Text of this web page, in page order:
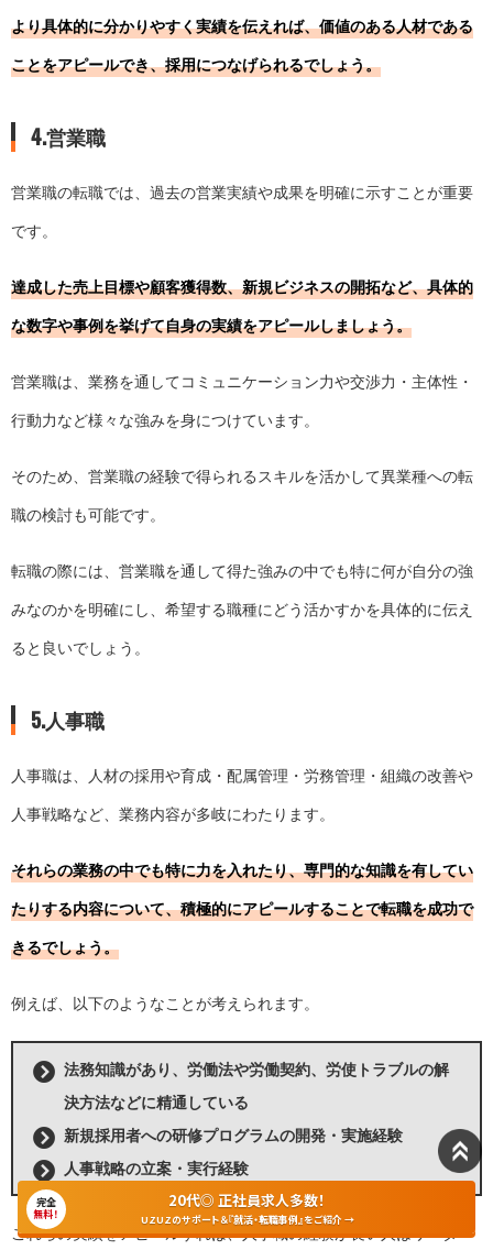
より具体的に分かりやすく実績を伝えれば、価値のある人材である
ことをアピールでき、採用につなげられるでしょう。
4.営業職
営業職の転職では、過去の営業実績や成果を明確に示すことが重要
です。
達成した売上目標や顧客獲得数、新規ビジネスの開拓など、具体的
な数字や事例を挙げて自身の実績をアピールしましょう。
営業職は、業務を通してコミュニケーション力や交渉力・主体性・
行動力など様々な強みを身につけています。
そのため、営業職の経験で得られるスキルを活かして異業種への転
職の検討も可能です。
転職の際には、営業職を通して得た強みの中でも特に何が自分の強
みなのかを明確にし、希望する職種にどう活かすかを具体的に伝え
ると良いでしょう。
5.人事職
人事職は、人材の採用や育成・配属管理・労務管理・組織の改善や
人事戦略など、業務内容が多岐にわたります。
それらの業務の中でも特に力を入れたり、専門的な知識を有してい
たりする内容について、積極的にアピールすることで転職を成功で
きるでしょう。
例えば、以下のようなことが考えられます。
法務知識があり、労働法や労働契約、労使トラブルの解
決方法などに精通している
新規採用者への研修プログラムの開発・実施経験
人事戦略の立案・実行経験
これらの実績をアピールすれば、人事職の経験が長い人はリーダー
完全
無料！
20代◎ 正社員求人多数！
UZUZのサポート＆『就活・転職事例』をご紹介 →